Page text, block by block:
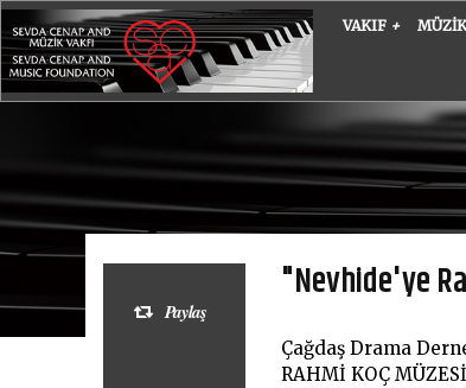
VAKIF +
Paylaş
"Nevhide'ye
Çağdaş Drama
RAHMİ KOÇ